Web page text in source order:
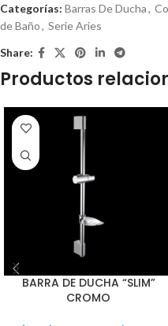
Categorías: Barras De Ducha,
de Baño, Serie Aries
Share:
Productos
BARRA DE DUCHA “SLIM”
CROMO